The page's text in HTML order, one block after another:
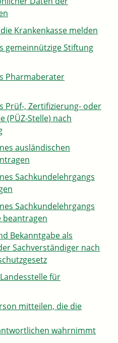
Krankenkasse melden
gemeinnützige Stiftung
Pharmaberater
Prüf-, Zertifizierung- oder
(PÜZ-Stelle) nach
ausländischen
Sachkundelehrgangs
Sachkundelehrgangs
beantragen
Bekanntgabe als
Sachverständiger nach
für
mitteilen, die die
wahrnimmt